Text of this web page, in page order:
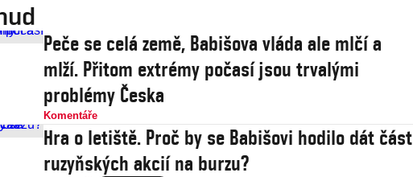
Peče se celá země, Babišova vláda ale mlčí a
mlží. Přitom extrémy počasí jsou trvalými
problémy Česka
Komentáře
Hra o letiště. Proč by se Babišovi hodilo dát část
ruzyňských akcií na burzu?